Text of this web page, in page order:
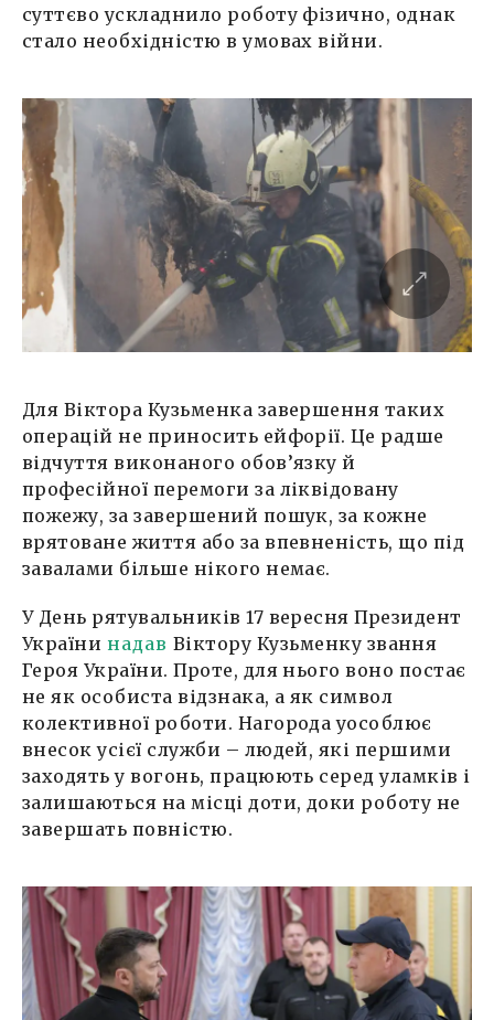
суттєво ускладнило роботу фізично, однак
стало необхідністю в умовах війни.
Для Віктора Кузьменка завершення таких
операцій не приносить ейфорії. Це радше
відчуття виконаного обов’язку й
професійної перемоги за ліквідовану
пожежу, за завершений пошук, за кожне
врятоване життя або за впевненість, що під
завалами більше нікого немає.
У День рятувальників 17 вересня Президент
України надав Віктору Кузьменку звання
Героя України. Проте, для нього воно постає
не як особиста відзнака, а як символ
колективної роботи. Нагорода уособлює
внесок усієї служби – людей, які першими
заходять у вогонь, працюють серед уламків і
залишаються на місці доти, доки роботу не
завершать повністю.